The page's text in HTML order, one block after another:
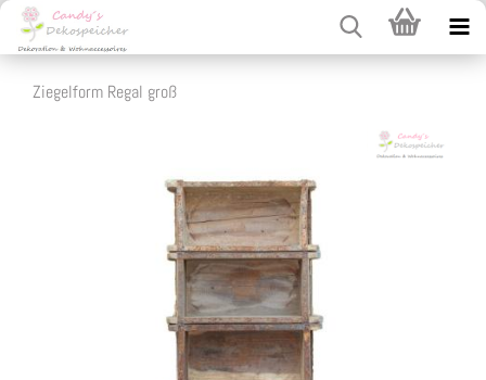
Ziegelform Regal groß